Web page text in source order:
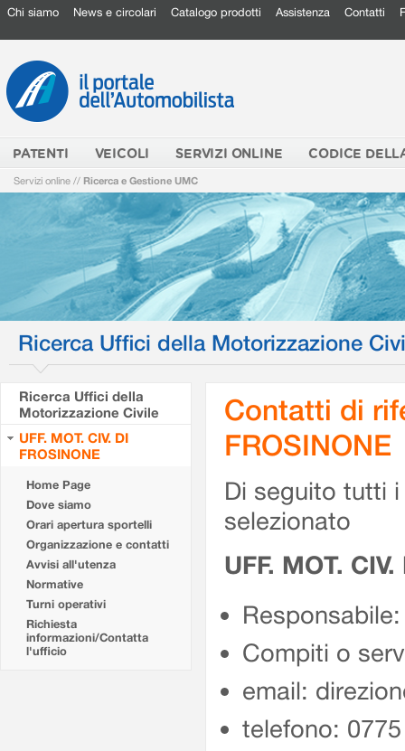
Chi siamo News e circolari Catalogo prodotti Assistenza Contatti
PATENTI VEICOLI SERVIZI ONLINE CODICE
Servizi online // Ricerca e Gestione UMC
Ricerca Uffici della Motorizzazione
Ricerca Uffici della
Motorizzazione Civile
UFF. MOT. CIV. DI
FROSINONE
Home Page
Dove siamo
Orari apertura sportelli
Organizzazione e contatti
Avvisi all'utenza
Normative
Turni operativi
Richiesta
informazioni/Contatta
l'ufficio
Contatti di
FROSINONE
Di seguito tutti
selezionato
UFF. MOT.
Compiti o
email:
telefono: